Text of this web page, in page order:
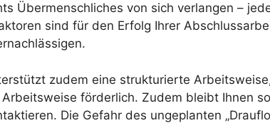
Übermenschliches von sich verlangen –
sind für den Erfolg Ihrer
zudem eine strukturierte
förderlich. Zudem bleibt Ihnen
Die Gefahr des ungeplanten